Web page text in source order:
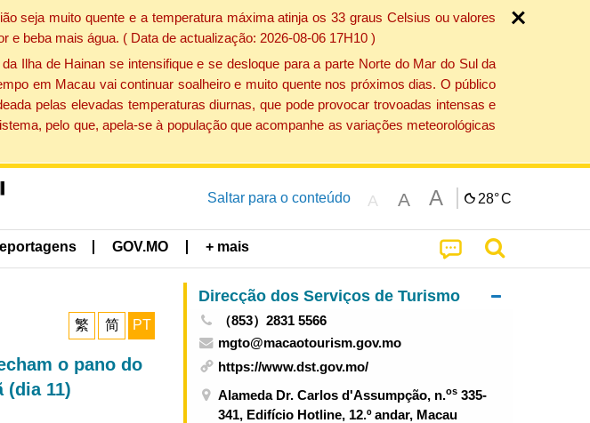
seja muito quente e a temperatura máxima atinja os 33 graus Celsius ou valores
beba mais água. ( Data de actualização: 2026-08-06 17H10 )
Ilha de Hainan se intensifique e se desloque para a parte Norte do Mar do Sul da
em Macau vai continuar soalheiro e muito quente nos próximos dias. O público
pelas elevadas temperaturas diurnas, que pode provocar trovoadas intensas e
pelo que, apela-se à população que acompanhe as variações meteorológicas
Saltar para o conteúdo A A A 28°C
GOV.MO + mais
繁 简 PT
o pano do
(dia 11)
Direcção dos Serviços de Turismo
（853）2831 5566
mgto@macaotourism.gov.mo
https://www.dst.gov.mo/
Alameda Dr. Carlos d'Assumpção, n.os 335-
341, Edifício Hotline, 12.º andar, Macau